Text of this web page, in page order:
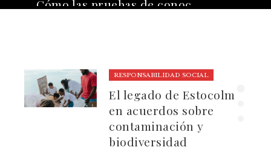
RESPONSABILIDAD SOCIAL
El legado de Estocolmo
en acuerdos sobre
contaminación y
biodiversidad